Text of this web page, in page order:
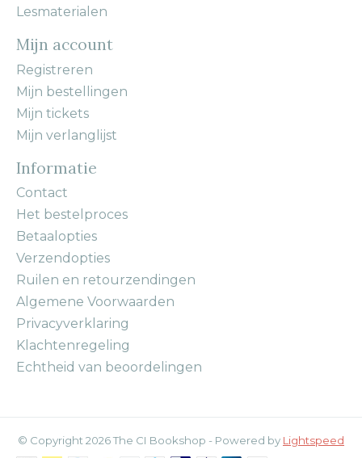
Lesmaterialen
Mijn account
Registreren
Mijn bestellingen
Mijn tickets
Mijn verlanglijst
Informatie
Contact
Het bestelproces
Betaalopties
Verzendopties
Ruilen en retourzendingen
Algemene Voorwaarden
Privacyverklaring
Klachtenregeling
Echtheid van beoordelingen
© Copyright 2026 The CI Bookshop - Powered by Lightspeed